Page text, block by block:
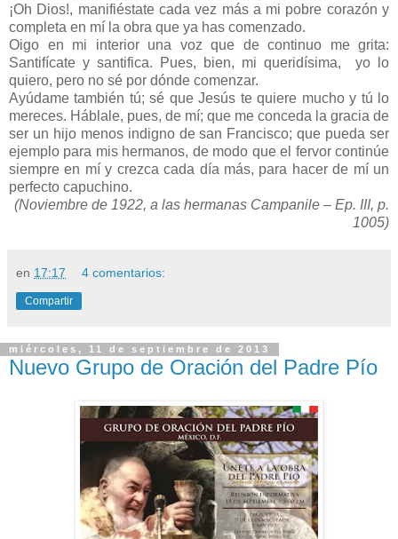
¡Oh Dios!, manifiéstate cada vez más a mi pobre corazón y
completa en mí la obra que ya has comenzado.
Oigo en mi interior una voz que de continuo me grita:
Santifícate y santifica. Pues, bien, mi queridísima, yo lo
quiero, pero no sé por dónde comenzar.
Ayúdame también tú; sé que Jesús te quiere mucho y tú lo
mereces. Háblale, pues, de mí; que me conceda la gracia de
ser un hijo menos indigno de san Francisco; que pueda ser
ejemplo para mis hermanos, de modo que el fervor continúe
siempre en mí y crezca cada día más, para hacer de mí un
perfecto capuchino.
(Noviembre de 1922, a las hermanas Campanile – Ep. III, p.
1005)
en 17:17 4 comentarios:
Compartir
miércoles, 11 de septiembre de 2013
Nuevo Grupo de Oración del Padre Pío